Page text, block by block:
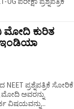
ಮೋದಿ ಕುರಿತ
ಇಂಡಿಯಾ
ಮೋದಿ ಅವರನ್ನು
ವಿಷಯವನ್ನು...